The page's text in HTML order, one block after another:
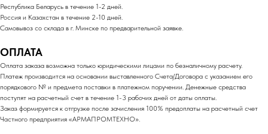
Республика Беларусь в течение 1-2 дней.
Россия и Казахстан в течение 2-10 дней.
Самовывоз со склада в г. Минске по предварительной заявке.
ОПЛАТА
Оплата заказа возможна только юридическими лицами по безналичному расчету.
Платеж производится на основании выставленного Счета/Договора с указанием его
порядкового № и предмета поставки в платежном поручении. Денежные средства
поступят на расчетный счет в течение 1-3 рабочих дней от даты оплаты.
Заказ формируется к отгрузке после зачисления 100% предоплаты на расчетный счет
Частного предприятия «АРМАПРОМТЕХНО».